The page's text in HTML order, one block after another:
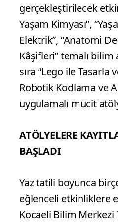
gerçekleştirilecek
Yaşam Kimyası”,
Elektrik”, “Anatomi
Kâşifleri” temalı bilim
sıra “Lego ile Tasarla
Robotik Kodlama ve
uygulamalı mucit
ATÖLYELERE
BAŞLADI
Yaz tatili boyunca
eğlenceli etkinliklere
Kocaeli Bilim Merkezi